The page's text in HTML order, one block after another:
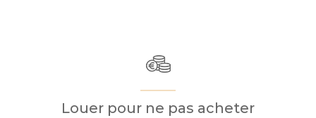
Louer pour ne pas acheter